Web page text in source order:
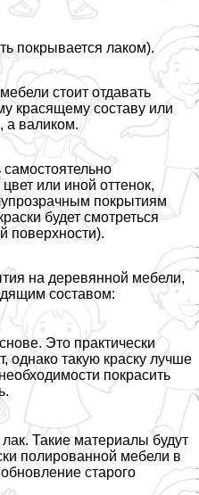
покрывается лаком).
стоит отдавать
красящему составу или
а валиком.
или иной оттенок,
покрытиям
будет смотреться
поверхности).
на деревянной мебели,
составом:
Это пpaктически
однако такую краску лучше
покрасить
Такие материалы будут
полированной мебели в
старого